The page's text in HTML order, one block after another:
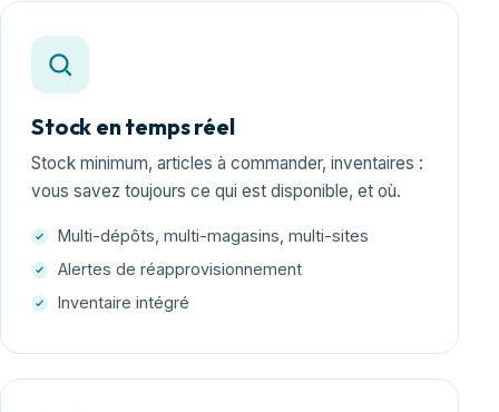
Stock en temps réel
Stock minimum, articles à commander, inventaires :
vous savez toujours ce qui est disponible, et où.
Multi-dépôts, multi-magasins, multi-sites
Alertes de réapprovisionnement
Inventaire intégré